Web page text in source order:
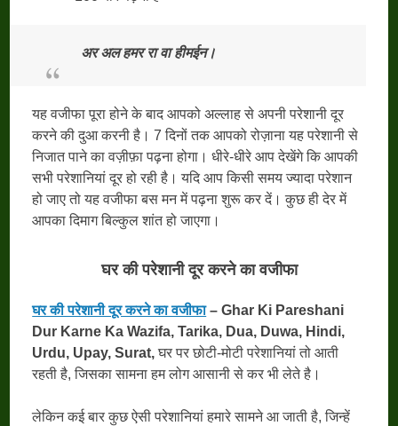
अर अल हमर रा वा हीमईन।
यह वजीफा पूरा होने के बाद आपको अल्लाह से अपनी परेशानी दूर
करने की दुआ करनी है। 7 दिनों तक आपको रोज़ाना यह परेशानी से
निजात पाने का वज़ीफ़ा पढ़ना होगा। धीरे-धीरे आप देखेंगे कि आपकी
सभी परेशानियां दूर हो रही है। यदि आप किसी समय ज्यादा परेशान
हो जाए तो यह वजीफा बस मन में पढ़ना शुरू कर दें। कुछ ही देर में
आपका दिमाग बिल्कुल शांत हो जाएगा।
घर की परेशानी दूर करने का वजीफा
घर की परेशानी दूर करने का वजीफा– Ghar Ki Pareshani
Dur Karne Ka Wazifa, Tarika, Dua, Duwa, Hindi,
Urdu, Upay, Surat,घर पर छोटी-मोटी परेशानियां तो आती
रहती है, जिसका सामना हम लोग आसानी से कर भी लेते है।
लेकिन कई बार कुछ ऐसी परेशानियां हमारे सामने आ जाती है, जिन्हें